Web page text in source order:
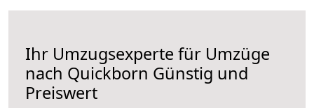
Ihr Umzugsexperte für Umzüge
nach Quickborn Günstig und
Preiswert